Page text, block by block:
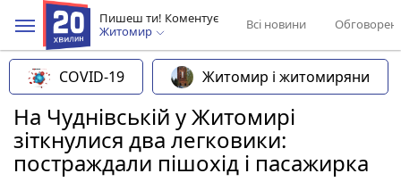
Пишеш ти! Коментує
Житомир
Всі новини
COVID-19 Житомир і житомиряни
На Чуднівській у Житомирі
зіткнулися два легковики:
постраждали пішохід і пасажирка